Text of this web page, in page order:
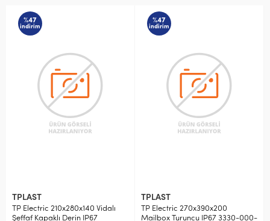
%47
indirim
TPLAST
TP Electric 210x280x140 Vidalı
Şeffaf Kapaklı Derin IP67
%47
indirim
TPLAST
TP Electric 270x390x200
Mailbox Turuncu IP67 3330-000-